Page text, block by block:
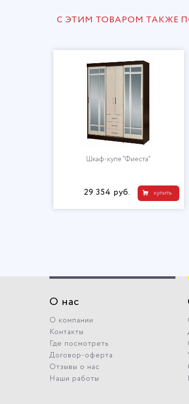
С ЭТИМ ТОВАРОМ ТАКЖЕ
Шкаф-купе "Фиеста"
купить
29 354 руб.
О нас
О компании
Контакты
Где посмотреть
Договор-оферта
Отзывы о нас
Наши работы